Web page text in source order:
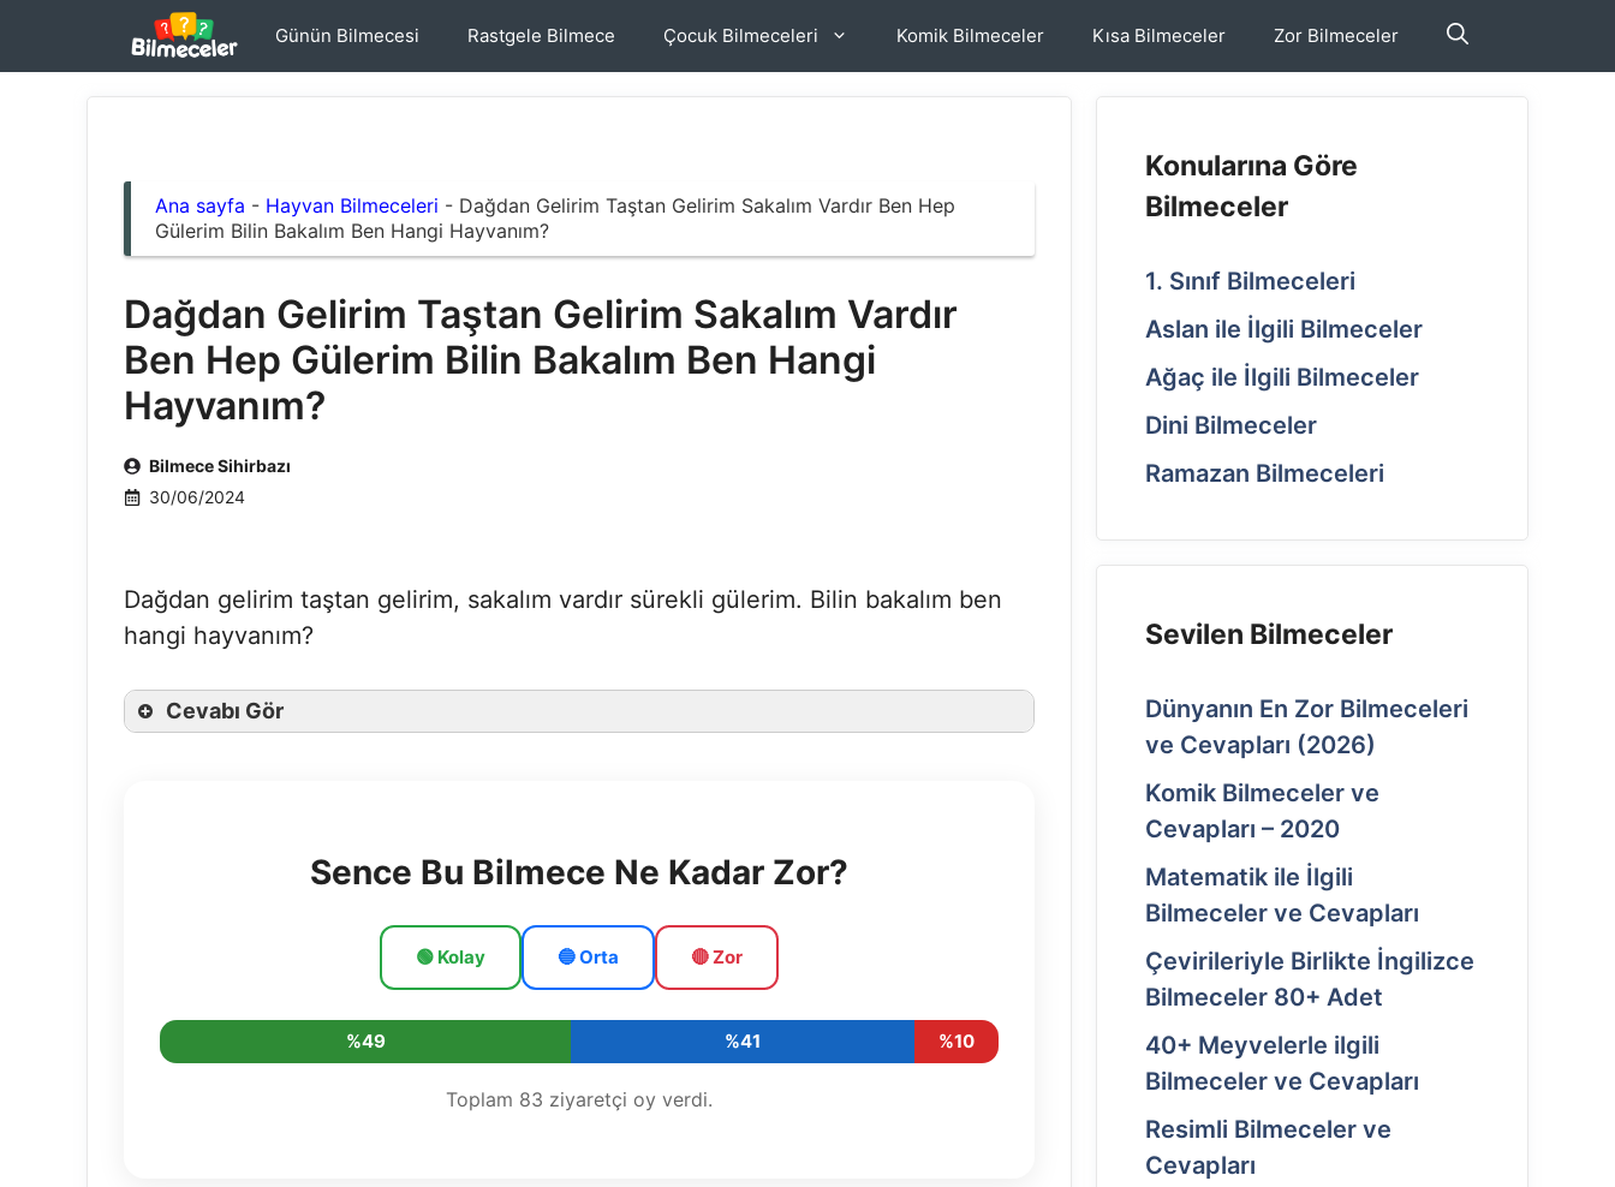
Günün Bilmecesi Rastgele Bilmece Çocuk Bilmeceleri Komik Bilmeceler Kısa Bilmeceler Zor Bilmeceler
Ana sayfa - Hayvan Bilmeceleri - Dağdan Gelirim Taştan Gelirim Sakalım Vardır Ben Hep
Gülerim Bilin Bakalım Ben Hangi Hayvanım?
Dağdan Gelirim Taştan Gelirim Sakalım Vardır
Ben Hep Gülerim Bilin Bakalım Ben Hangi
Hayvanım?
Bilmece Sihirbazı
30/06/2024
Dağdan gelirim taştan gelirim, sakalım vardır sürekli gülerim. Bilin bakalım ben
hangi hayvanım?
Cevabı Gör
Sence Bu Bilmece Ne Kadar Zor?
🟢 Kolay 🔵 Orta 🔴 Zor
%49 %41 %10
Toplam 83 ziyaretçi oy verdi.
Konularına Göre
Bilmeceler
1. Sınıf Bilmeceleri
Aslan ile İlgili Bilmeceler
Ağaç ile İlgili Bilmeceler
Dini Bilmeceler
Ramazan Bilmeceleri
Sevilen Bilmeceler
Dünyanın En Zor Bilmeceleri
ve Cevapları (2026)
Komik Bilmeceler ve
Cevapları – 2020
Matematik ile İlgili
Bilmeceler ve Cevapları
Çevirileriyle Birlikte İngilizce
Bilmeceler 80+ Adet
40+ Meyvelerle ilgili
Bilmeceler ve Cevapları
Resimli Bilmeceler ve
Cevapları